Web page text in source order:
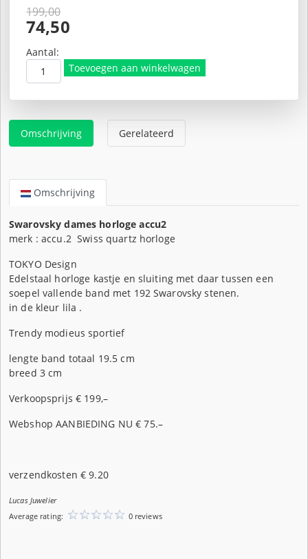
199,00
Oorspronkelijke
prijs
was:
€199,00.
74,50
Huidige
prijs
is:
€74,50.
Aantal:
Toevoegen aan winkelwagen
Omschrijving Gerelateerd
Omschrijving
Swarovsky dames horloge accu2
merk : accu.2 Swiss quartz horloge
TOKYO Design
Edelstaal horloge kastje en sluiting met daar tussen een
soepel vallende band met 192 Swarovsky stenen.
in de kleur lila .
Trendy modieus sportief
lengte band totaal 19.5 cm
breed 3 cm
Verkoopsprijs € 199,–
Webshop AANBIEDING NU € 75.–
verzendkosten € 9.20
Lucas Juwelier
Average rating:
0 reviews